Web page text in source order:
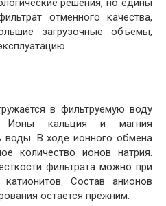
решения, но едины
отменного качества,
загрузочные объемы,
в фильтруемую воду
Ионы кальция и магния
воды. В ходе ионного обмена
количество ионов натрия.
фильтрата можно при
Состав анионов
остается прежним.